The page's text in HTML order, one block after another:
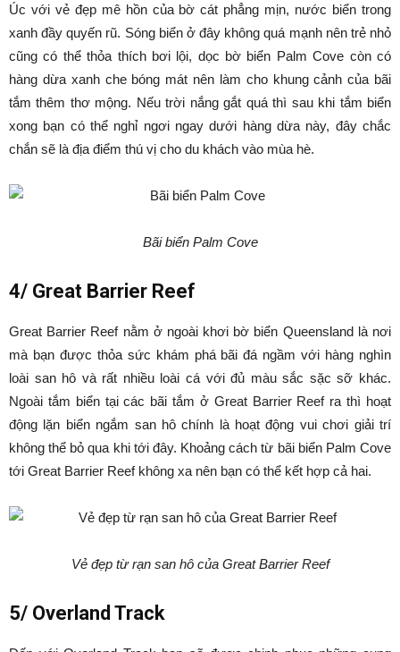
Úc với vẻ đẹp mê hồn của bờ cát phẳng mịn, nước biển trong
xanh đầy quyến rũ. Sóng biển ở đây không quá mạnh nên trẻ nhỏ
cũng có thể thỏa thích bơi lội, dọc bờ biển Palm Cove còn có
hàng dừa xanh che bóng mát nên làm cho khung cảnh của bãi
tắm thêm thơ mộng. Nếu trời nắng gắt quá thì sau khi tắm biển
xong bạn có thể nghỉ ngơi ngay dưới hàng dừa này, đây chắc
chắn sẽ là địa điểm thú vị cho du khách vào mùa hè.
Bãi biển Palm Cove
4/ Great Barrier Reef
Great Barrier Reef nằm ở ngoài khơi bờ biển Queensland là nơi
mà bạn được thỏa sức khám phá bãi đá ngầm với hàng nghìn
loài san hô và rất nhiều loài cá với đủ màu sắc sặc sỡ khác.
Ngoài tắm biển tại các bãi tắm ở Great Barrier Reef ra thì hoạt
động lặn biển ngắm san hô chính là hoạt động vui chơi giải trí
không thể bỏ qua khi tới đây. Khoảng cách từ bãi biển Palm Cove
tới Great Barrier Reef không xa nên bạn có thể kết hợp cả hai.
Vẻ đẹp từ rạn san hô của Great Barrier Reef
5/ Overland Track